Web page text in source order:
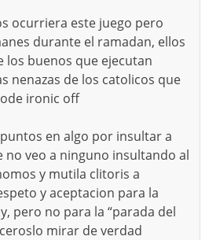
ocurriera este juego pero
durante el ramadan, ellos
los buenos que ejecutan
nenazas de los catolicos que
ironic off
en algo por insultar a
no veo a ninguno insultando al
y mutila clitoris a
y aceptacion para la
pero no para la “parada del
mirar de verdad